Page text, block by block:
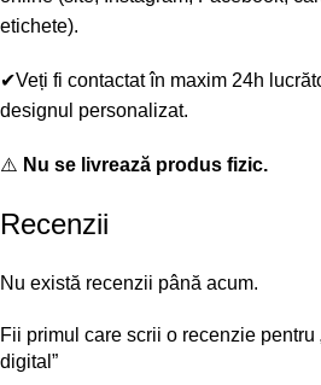
etichete).
✔Veți fi contactat în maxim 24h
designul personalizat.
⚠️ Nu se livrează produs fizic.
Recenzii
Nu există recenzii până acum.
Fii primul care scrii o recenzie pentru
digital”